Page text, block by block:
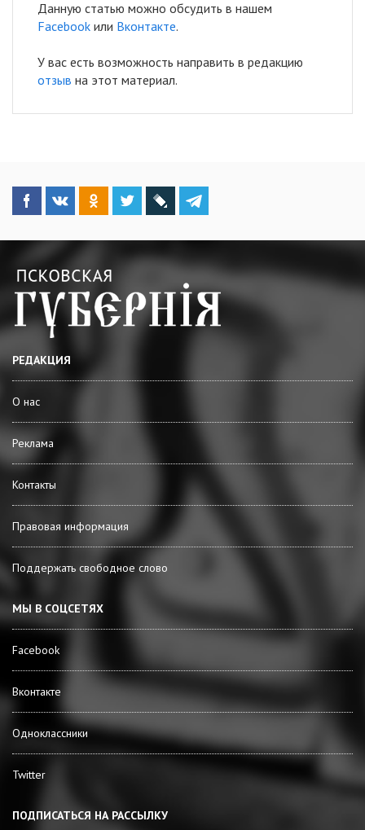
Данную статью можно обсудить в нашем
Facebook или Вконтакте.
У вас есть возможность направить в редакцию
отзыв на этот материал.
РЕДАКЦИЯ
О нас
Реклама
Контакты
Правовая информация
Поддержать свободное слово
МЫ В СОЦСЕТЯХ
Facebook
Вконтакте
Одноклассники
Twitter
ПОДПИСАТЬСЯ НА РАССЫЛКУ